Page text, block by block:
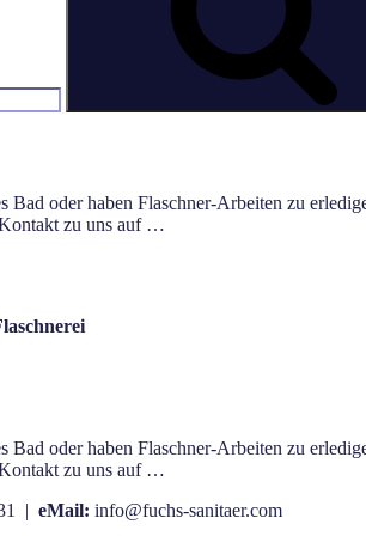
Bad oder haben Flaschner-Arbeiten zu
zu uns auf …
Bad oder haben Flaschner-Arbeiten zu
zu uns auf …
| eMail: info@fuchs-sanitaer.com